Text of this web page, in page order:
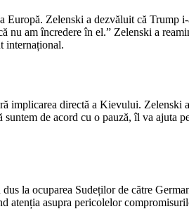
Zelenski a dezvăluit că Trump i-
am încredere în el.” Zelenski a
internațional.
directă a Kievului. Zelenski
de acord cu o pauză, îl va ajuta
la ocuparea Sudeților de către
atenția asupra pericolelor